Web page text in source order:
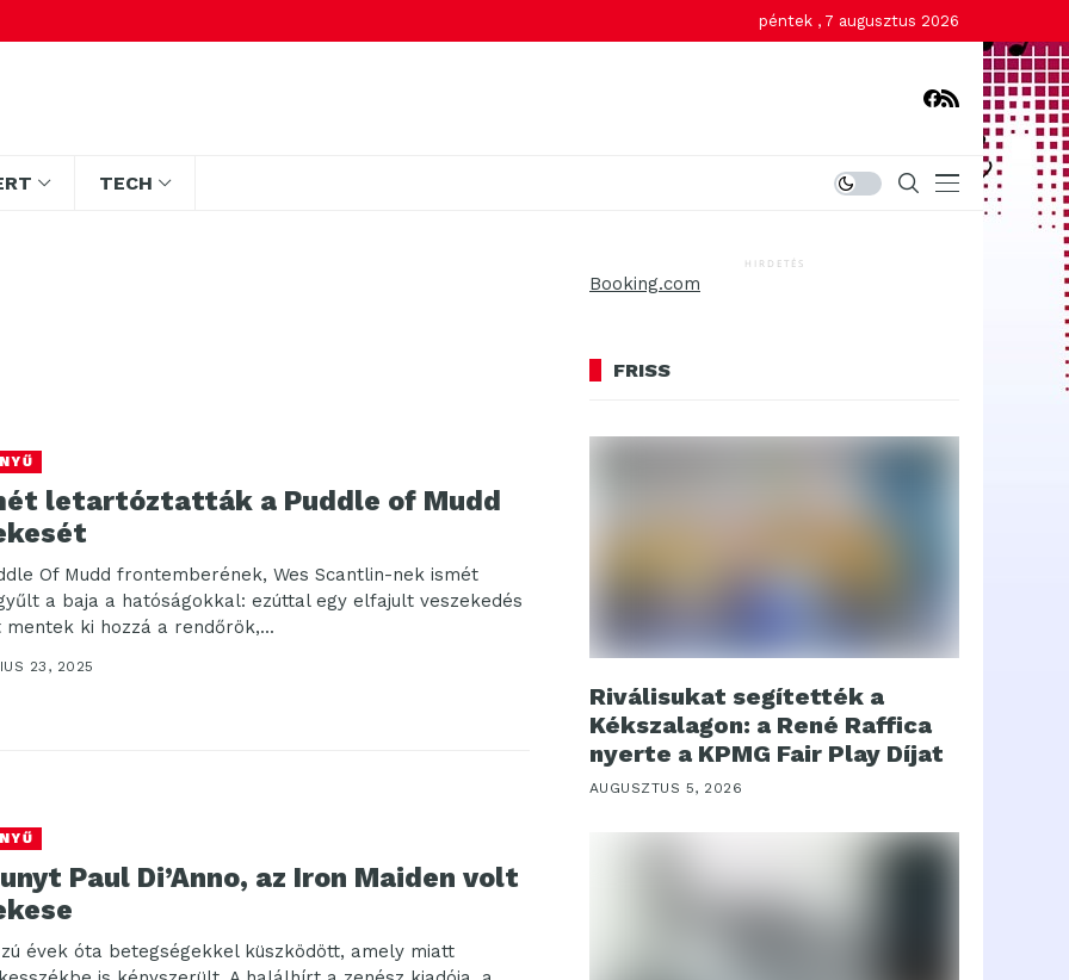
péntek , 7 augusztus 2026
TECH
letartóztatták a Puddle of Mudd
Of Mudd frontemberének, Wes Scantlin-nek ismét
a baja a hatóságokkal: ezúttal egy elfajult veszekedés
mentek ki hozzá a rendőrök,...
23, 2025
Paul Di’Anno, az Iron Maiden volt
évek óta betegségekkel küszködött, amely miatt
HIRDETÉS
Booking.com
FRISS
Riválisukat segítették a
Kékszalagon: a René Raffica
nyerte a KPMG Fair Play Díjat
AUGUSZTUS 5, 2026